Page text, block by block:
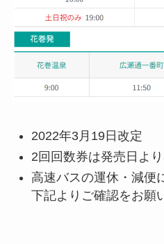
2022年3月19日改定
2回回数券は発売日よ
高速バスの運休・減便
下記よりご確認をお願